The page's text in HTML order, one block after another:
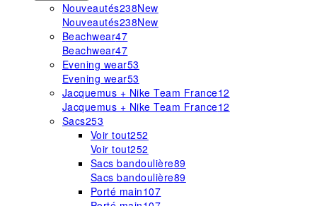
Nouveautés238New
Nouveautés238New
Beachwear47
Beachwear47
Evening wear53
Evening wear53
Jacquemus + Nike Team France12
Jacquemus + Nike Team France12
Sacs253
Voir tout252
Voir tout252
Sacs bandoulière89
Sacs bandoulière89
Porté main107